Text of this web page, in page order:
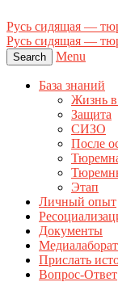
Русь сидящая —
Русь сидящая —
Search Menu
База знаний
Жизнь
Защита
СИЗО
После
Этап
Личный опыт
Документы
Прислать
Вопрос-Ответ